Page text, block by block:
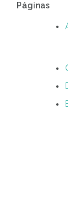
Páginas